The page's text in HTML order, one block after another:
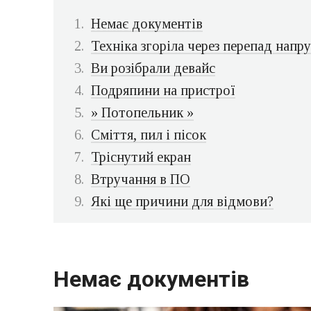
Немає документів
Техніка згоріла через перепад
Ви розібрали девайс
Подряпини на пристрої
» Потопельник »
Сміття, пил і пісок
Тріснутий екран
Втручання в ПО
Які ще причини для відмови?
Немає документів